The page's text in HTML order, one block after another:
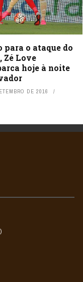
para o ataque do
Love
hoje à noite
DE 2016